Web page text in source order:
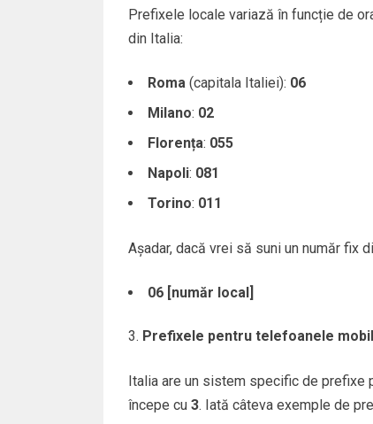
Prefixele locale variază în funcție de
din Italia:
Roma (capitala Italiei): 06
Milano: 02
Florența: 055
Napoli: 081
Torino: 011
Așadar, dacă vrei să suni un număr fix
06 [număr local]
Prefixele pentru telefoanele
Italia are un sistem specific de prefixe
începe cu 3. Iată câteva exemple de